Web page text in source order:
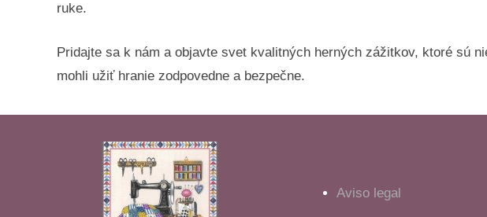
ruke.
Pridajte sa k nám a objavte svet kvalitných herných zážitkov, ktoré sú
mohli užiť hranie zodpovedne a bezpečne.
Aviso legal